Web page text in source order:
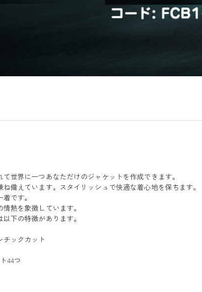
世界に一つあなただけのジャケットを作成できます。
備えています。スタイリッシュで快適な着心地を保ちます。
です。
熱を象徴しています。
下の特徴があります。
チックカット
44つ